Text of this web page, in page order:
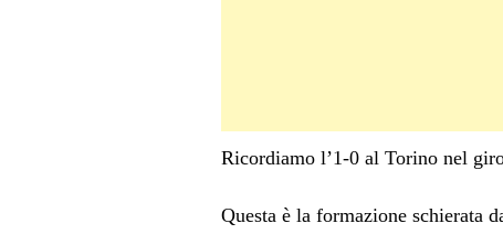
Ricordiamo l’1-0 al Torino nel
Questa è la formazione schierata